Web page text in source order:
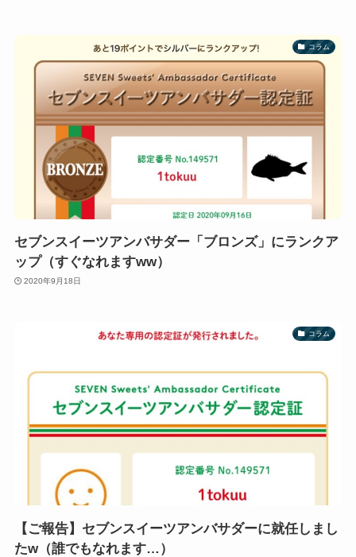
コラム
セブンスイーツアンバサダー「ブロンズ」にランクア
ップ（すぐなれますww）
2020年9月18日
コラム
【ご報告】セブンスイーツアンバサダーに就任しまし
たw（誰でもなれます…）